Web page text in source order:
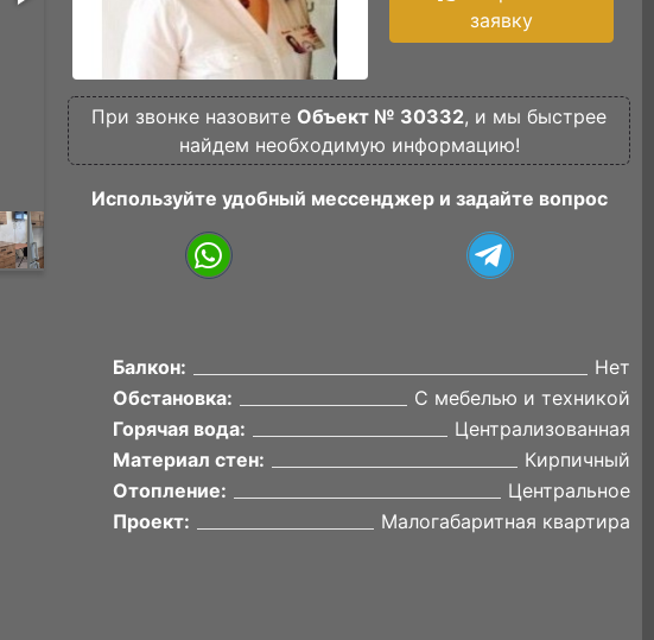
заявку
При звонке назовите Объект № 30332, и мы быстрее
найдем необходимую информацию!
Используйте удобный мессенджер и задайте вопрос
Балкон:
Нет
Обстановка:
С мебелью и техникой
Горячая вода:
Централизованная
Материал стен:
Кирпичный
Отопление:
Центральное
Проект:
Малогабаритная квартира